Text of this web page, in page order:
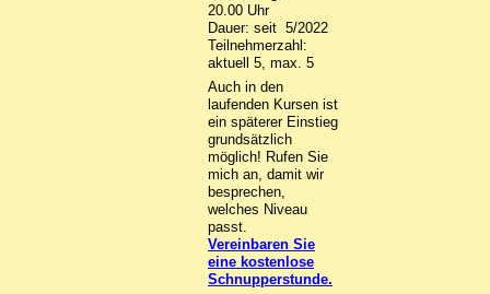
20.00 Uhr
Dauer: seit 5/2022
Teilnehmerzahl:
aktuell 5, max. 5
Auch in den
laufenden Kursen ist
ein späterer Einstieg
grundsätzlich
möglich! Rufen Sie
mich an, damit wir
besprechen,
welches Niveau
passt.
Vereinbaren Sie
eine kostenlose
Schnupperstunde.